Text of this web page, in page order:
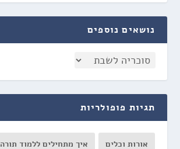
נושאים נוספים
תגיות פופולריות
אורות וכלים איך מתחילים ללמוד תורה